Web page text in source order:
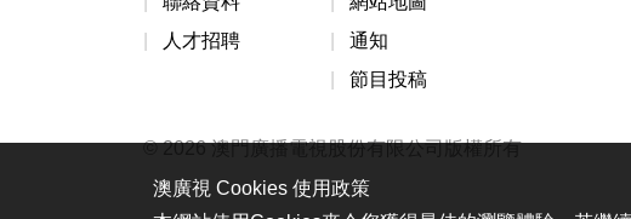
人才招聘
通知
節目投稿
© 2026 澳門廣播電視股份有限公司版權所有
澳廣視 Cookies 使用政策